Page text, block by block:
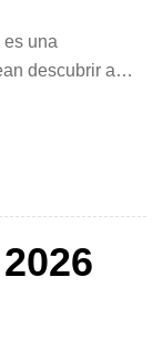
una
descubrir a
de este
USD, este
todos […]